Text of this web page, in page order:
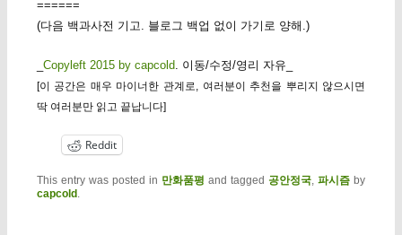
======
(다음 백과사전 기고. 블로그 백업 없이 가기로 양해.)
Copyleft 2015 by capcold. 이동/수정/영리 자유_
[이 공간은 매우 마이너한 관계로, 여러분이 추천을 뿌리지 않으시면
딱 여러분만 읽고 끝납니다]
Reddit
This entry was posted in 만화품평 and tagged 공안정국,파시즘 by
capcold .